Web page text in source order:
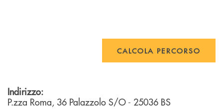
CALCOLA PERCORSO
Indirizzo:
P.zza Roma, 36 Palazzolo S/O - 25036 BS